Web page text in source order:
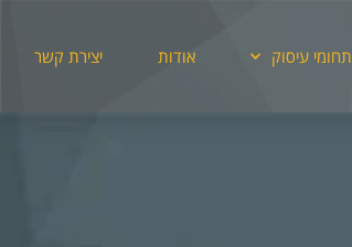
תחומי עיסוק אודות יצירת קשר